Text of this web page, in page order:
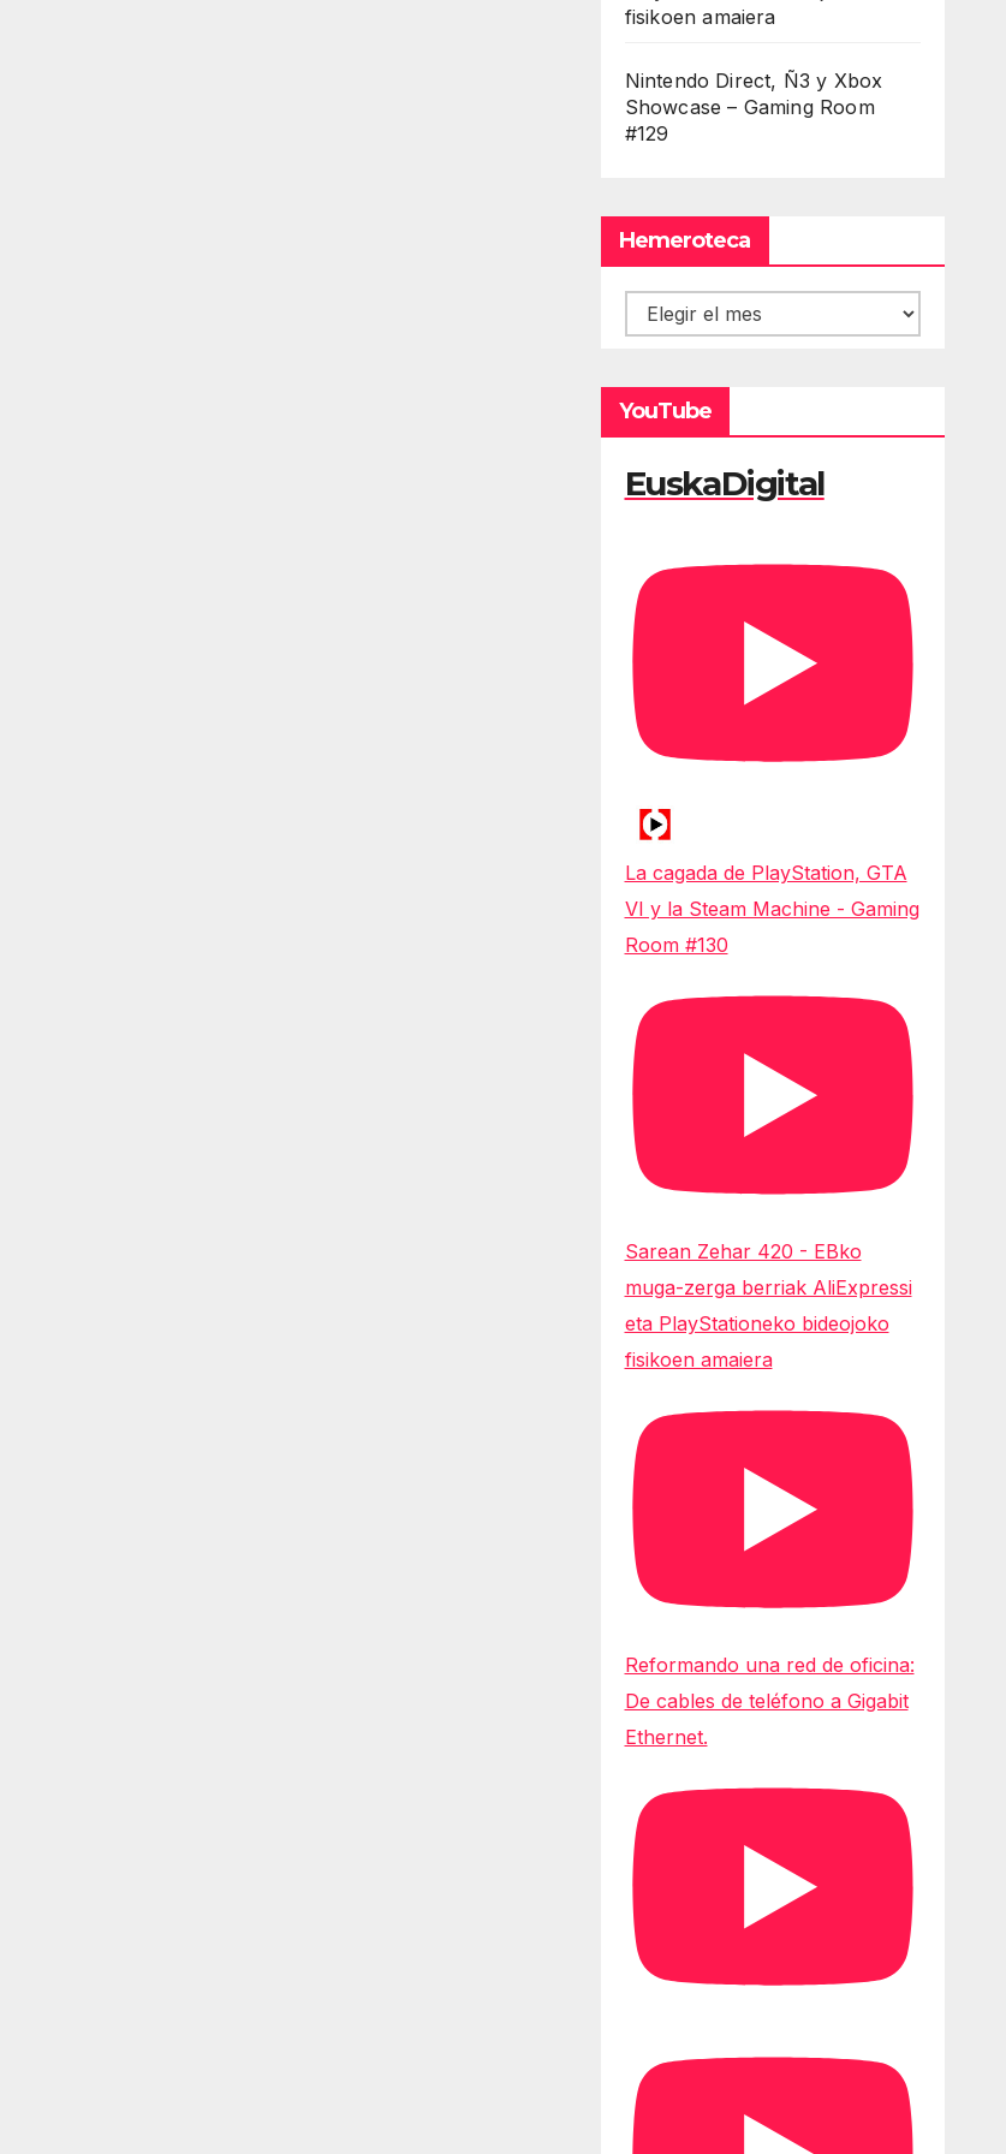
fisikoen amaiera
Nintendo Direct, Ñ3 y Xbox
Showcase – Gaming Room
#129
Hemeroteca
Hemeroteca
YouTube
EuskaDigital
La cagada de PlayStation, GTA
VI y la Steam Machine - Gaming
Room #130
Sarean Zehar 420 - EBko
muga-zerga berriak AliExpressi
eta PlayStationeko bideojoko
fisikoen amaiera
Reformando una red de oficina:
De cables de teléfono a Gigabit
Ethernet.